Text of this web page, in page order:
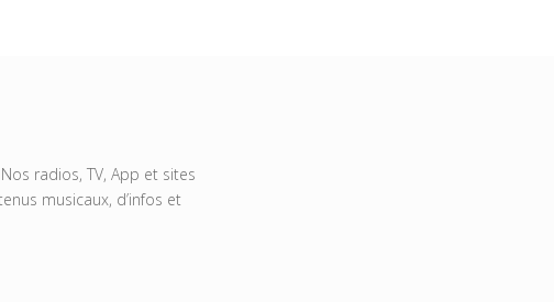
radios, TV, App et sites
musicaux, d’infos et